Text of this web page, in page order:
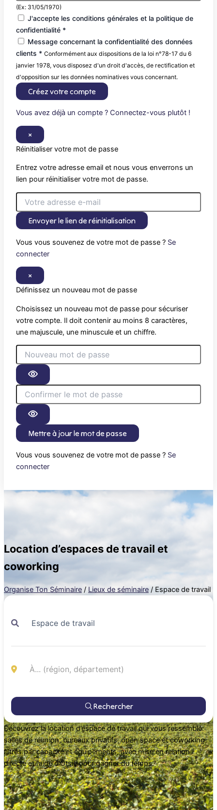
(Ex: 31/05/1970)
J'accepte les conditions générales et la politique de
confidentialité *
Message concernant la confidentialité des données
clients * Conformément aux dispositions de la loi n°78-17 du 6
janvier 1978, vous disposez d'un droit d'accès, de rectification et
d'opposition sur les données nominatives vous concernant.
Créez votre compte
Vous avez déjà un compte ? Connectez-vous plutôt !
×
Réinitialiser votre mot de passe
Entrez votre adresse email et nous vous enverrons un
lien pour réinitialiser votre mot de passe.
Envoyer le lien de réinitialisation
Vous vous souvenez de votre mot de passe ? Se
connecter
×
Définissez un nouveau mot de passe
Choisissez un nouveau mot de passe pour sécuriser
votre compte. Il doit contenir au moins 8 caractères,
une majuscule, une minuscule et un chiffre.
Mettre à jour le mot de passe
Vous vous souvenez de votre mot de passe ? Se
connecter
Location d’espaces de travail et
coworking
Organise Ton Séminaire / Lieux de séminaire / Espace de travail
Rechercher
Découvrez la location d’espace de travail qui vous ressemble:
salles de réunion, bureaux privatifs, open space et coworking,
filtrés par capacité et équipements, avec mise en relation
directe et l’aide d’Otsie pour gagner du temps.